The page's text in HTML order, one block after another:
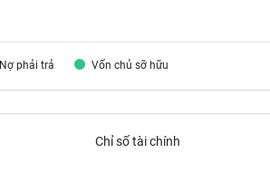
Nợ phải trả Vốn chủ sỡ hữu
Chỉ số tài chính